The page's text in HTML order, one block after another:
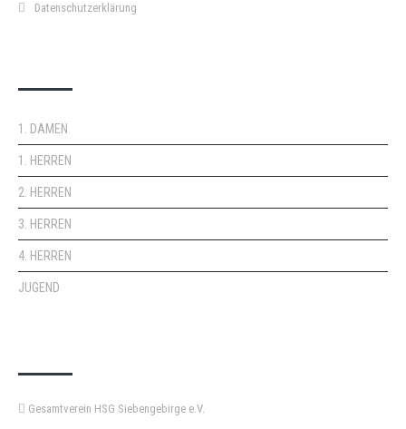
Datenschutzerklärung
1. DAMEN
1. HERREN
2. HERREN
3. HERREN
4. HERREN
JUGEND
Gesamtverein HSG Siebengebirge e.V.